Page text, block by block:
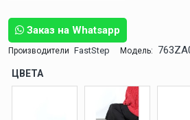
Заказ на Whatsapp
Производители FastStep Модель:
ЦВЕТА